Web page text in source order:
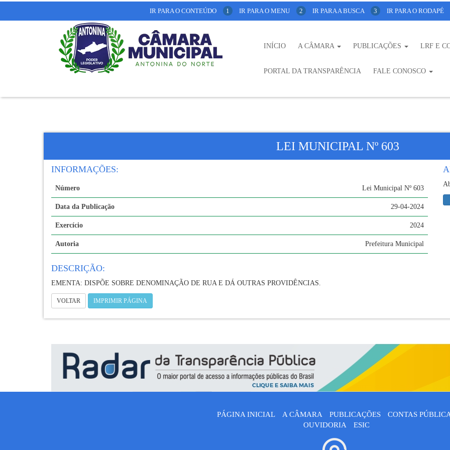
IR PARA O CONTEÚDO 1 IR PARA O MENU 2 IR PARA A BUSCA 3 IR PARA O RODAPÉ
INÍCIO A CÂMARA PUBLICAÇÕES LRF E
PORTAL DA TRANSPARÊNCIA FALE CONOSCO
LEI MUNICIPAL Nº 603
INFORMAÇÕES:
Número Lei Municipal Nº 603
Data da Publicação 29-04-2024
Exercício 2024
Autoria Prefeitura Municipal
DESCRIÇÃO:
EMENTA: DISPÕE SOBRE DENOMINAÇÃO DE RUA E DÁ OUTRAS PROVIDÊNCIAS.
VOLTAR IMPRIMIR PÁGINA
PÁGINA INICIAL A CÂMARA PUBLICAÇÕES
CONTAS
OUVIDORIA
ESIC